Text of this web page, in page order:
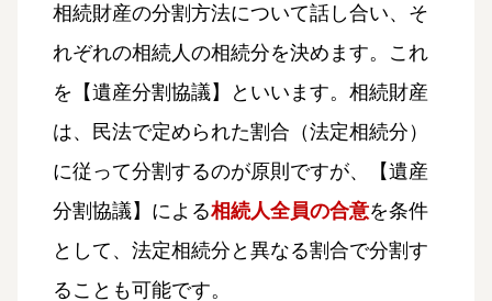
相続財産の分割方法について話し合い、そ
れぞれの相続人の相続分を決めます。これ
を【遺産分割協議】といいます。相続財産
は、民法で定められた割合（法定相続分）
に従って分割するのが原則ですが、【遺産
分割協議】による相続人全員の合意を条件
として、法定相続分と異なる割合で分割す
ることも可能です。